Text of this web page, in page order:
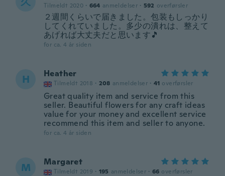
Tilmeldt 2020 · 664 anmeldelser · 592 overførsler
２週間くらいで届きました。包装もしっかり
してくれていました。多少の潰れは、整えて
あげれば大丈夫だと思います🎵
for ca. 4 år siden
H Heather
Tilmeldt 2018 · 208 anmeldelser · 41 overførsler
Great quality item and service from this
seller. Beautiful flowers for any craft ideas
value for your money and excellent service
recommend this item and seller to anyone.
for ca. 4 år siden
M Margaret
Tilmeldt 2019 · 195 anmeldelser · 66 overførsler